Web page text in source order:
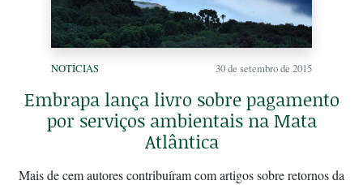
NOTÍCIAS 30 de setembro de 2015
Embrapa lança livro sobre pagamento
por serviços ambientais na Mata
Atlântica
Mais de cem autores contribuíram com artigos sobre retornos da